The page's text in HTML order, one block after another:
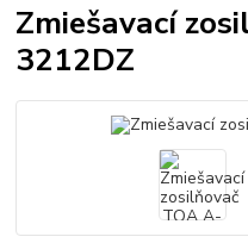
Zmiešavací
3212DZ